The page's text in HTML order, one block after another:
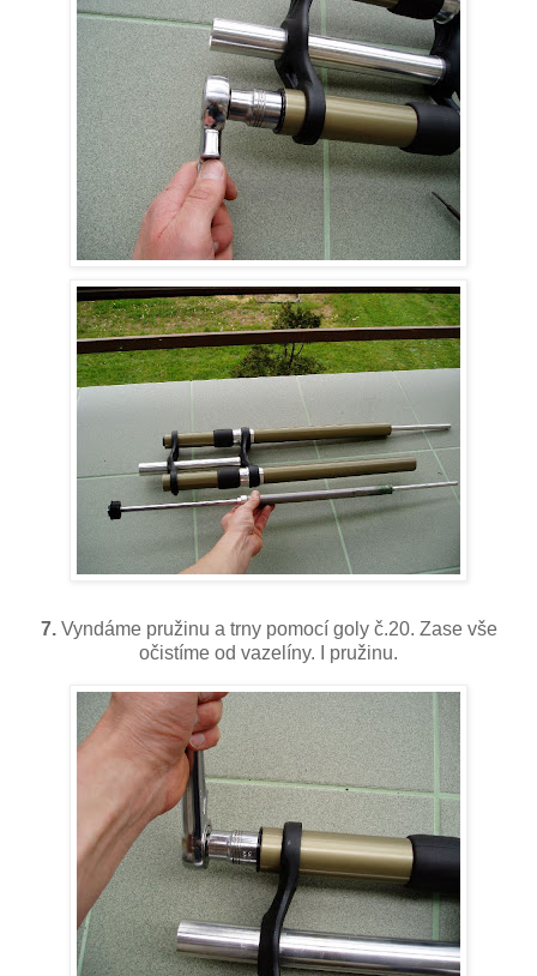
7.Vyndáme pružinu a trny pomocí goly č.20. Zase vše
očistíme od vazelíny. I pružinu.